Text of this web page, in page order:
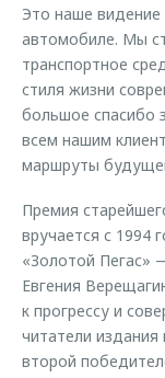
Это наше
автомобиле. Мы
транспортное
стиля жизни
большое спасибо
всем нашим
маршруты
Премия
вручается с 1994
«Золотой Пегас»
Евгения
к прогрессу и
читатели
второй